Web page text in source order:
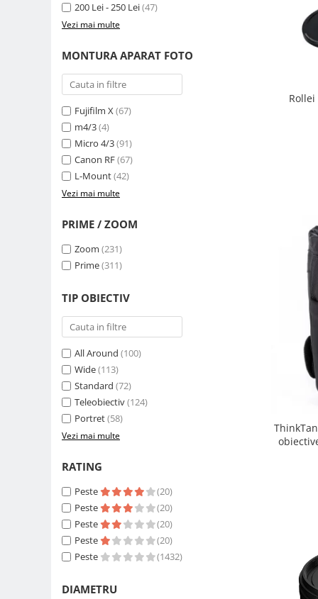
Adaptoare stativ port umbrela si
Comander TTL
Cabluri TTL
Cabluri si Patine Sincron
Alimentare auxiliara blitz
Protectie patina apa, ploaie
Bounce-uri, Softbox-uri
Ring-Flash Adaptor
Huse protectie blitz extern
Huse protectie filtre gel
Accesorii Aparate Digitale
Cititoare carduri
Huse protectie card memorie
Telecomenzi
LCD protectie
Recordere audio digitale
Acumulatori Foto
Acumulatori AA/AAA (R6/R3)) si
incarcatoare
Incarcatoare acumulatori Foto-
Tablete grafice
200 Lei - 250 Lei(47)
Vezi mai multe
MONTURA APARAT FOTO
Fujifilm X(67)
m4/3(4)
Micro 4/3(91)
Canon RF(67)
L-Mount(42)
Vezi mai multe
PRIME / ZOOM
Zoom (231)
Prime(311)
TIP OBIECTIV
All Around (100)
Wide(113)
Standard (72)
Teleobiectiv(124)
Portret(58)
Vezi mai multe
RATING
Peste
(20)
Peste
(20)
Peste
(20)
Peste
(20)
Peste
(1432)
DIAMETRU
Rollei